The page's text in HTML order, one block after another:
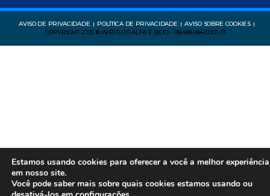
AVISO DE PRIVACIDADE POLÍTICA DE PRIVACIDADE
AVISO SOBRE COOKIES
COPYRIGHT 2025 © INSTITUTO ALFA E BETO - 08.458.084/0001-13
Estamos usando cookies para oferecer a você a melhor experiência
em nosso site.
Você pode saber mais sobre quais cookies estamos usando ou